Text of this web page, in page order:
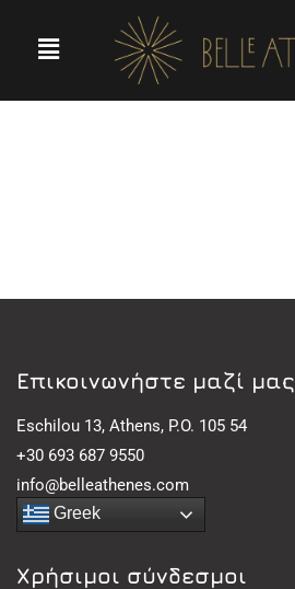
Eπικοινωνήστε μαζί μας
Eschilou 13, Athens, P.O. 105 54
+30 693 687 9550
info@belleathenes.com
Greek
Χρήσιμοι σύνδεσμοι